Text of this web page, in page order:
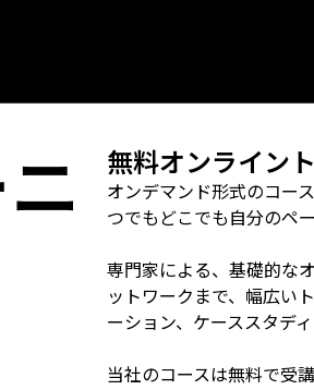
無料オンライン
オンデマンド形式のコー
つでもどこでも自分のペー
専門家による、基礎的な
ットワークまで、幅広い
ーション、ケーススタデ
当社のコースは無料で受